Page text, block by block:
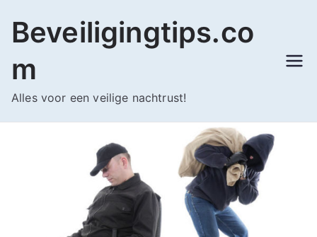
naar
inhoud
Beveiligingtips.co
m
Alles voor een veilige nachtrust!